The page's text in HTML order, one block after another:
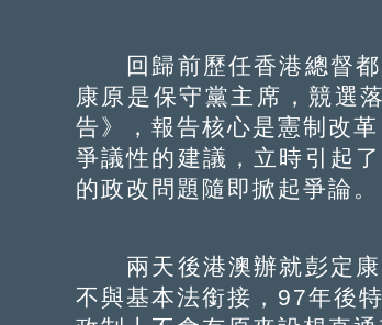
回歸前歷任香港總督都
康原是保守黨主席，競選
告》，報告核心是憲制改
爭議性的建議，立時引起
的政改問題隨即掀起爭論。
兩天後港澳辦就彭定康
不與基本法銜接，97年後